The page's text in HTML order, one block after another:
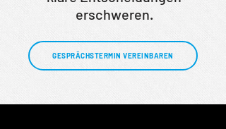
erschweren.
GESPRÄCHSTERMIN VEREINBAREN